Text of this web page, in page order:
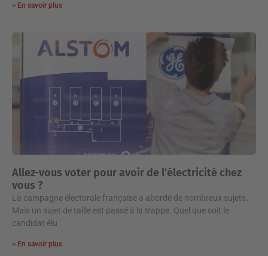
> En savoir plus
Allez-vous voter pour avoir de l’électricité chez
vous ?
La campagne électorale française a abordé de nombreux sujets.
Mais un sujet de taille est passé à la trappe. Quel que soit le
candidat élu
> En savoir plus